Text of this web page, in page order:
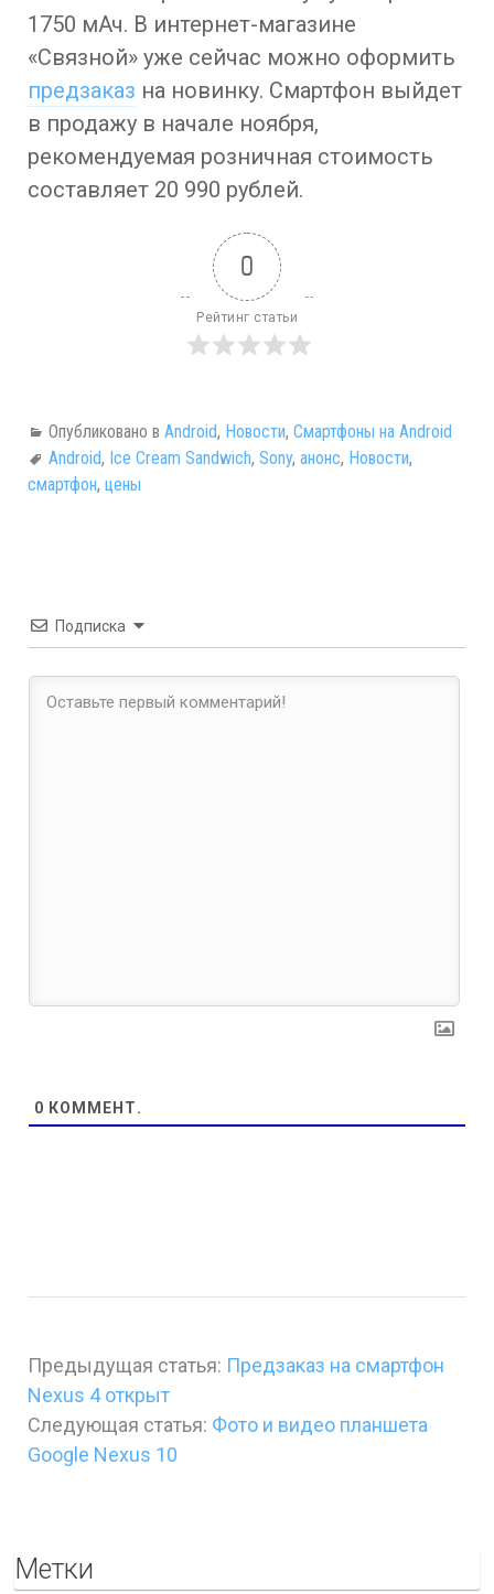
1750 мАч. В интернет-магазине
«Связной» уже сейчас можно оформить
предзаказ на новинку. Смартфон выйдет
в продажу в начале ноября,
рекомендуемая розничная стоимость
составляет 20 990 рублей.
0
Рейтинг статьи
Опубликовано в Android, Новости, Смартфоны на Android
Android, Ice Cream Sandwich, Sony, анонс, Новости,
смартфон, цены
Подписка
0 КОММЕНТ.
Предыдущая статья: Предзаказ на смартфон
Nexus 4 открыт
Следующая статья: Фото и видео планшета
Google Nexus 10
Метки